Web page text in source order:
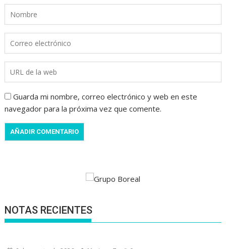
Guarda mi nombre, correo electrónico y web en este
navegador para la próxima vez que comente.
NOTAS RECIENTES